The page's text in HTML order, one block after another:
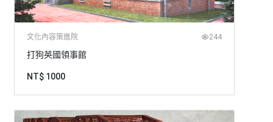
文化內容策進院 244
打狗英國領事館
NT$ 1000